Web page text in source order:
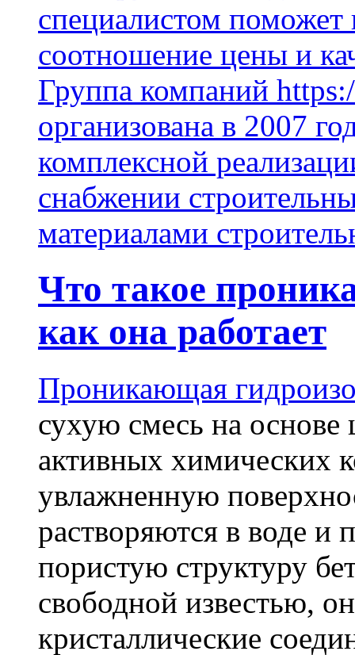
специалистом поможет
соотношение цены и
Группа компаний
организована в 2007
комплексной
снабжении
материалами
Что такое
как она работает
Проникающая
сухую смесь на основе
активных химических
увлажненную
растворяются в воде и
пористую структуру
свободной известью,
кристаллические